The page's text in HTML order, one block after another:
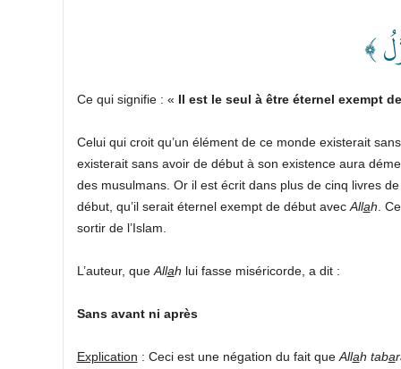
﴾
Ce qui signifie : « Il est le seul à être éternel exempt
Celui qui croit qu’un élément de ce monde existerait
existerait sans avoir de début à son existence aura
des musulmans. Or il est écrit dans plus de cinq livres
début, qu’il serait éternel exempt de début avecAllah.
sortir de l’Islam.
L’auteur, queAllah lui fasse miséricorde, a dit :
Sans avant ni après
Explication : Ceci est une négation du fait queAllah taba